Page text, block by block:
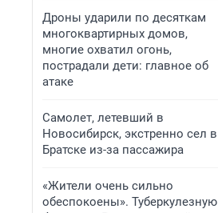
Дроны ударили по десяткам
многоквартирных домов,
многие охватил огонь,
пострадали дети: главное об
атаке
Самолет, летевший в
Новосибирск, экстренно сел в
Братске из-за пассажира
«Жители очень сильно
обеспокоены». Туберкулезную